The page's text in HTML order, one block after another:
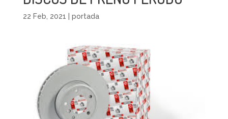
22 Feb, 2021 portada